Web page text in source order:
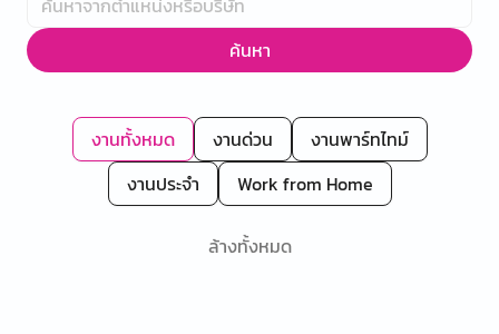
ค้นหา
งานทั้งหมด งานด่วน
งานพาร์ทไทม์
งานประจำ
Work from Home
ล้างทั้งหมด